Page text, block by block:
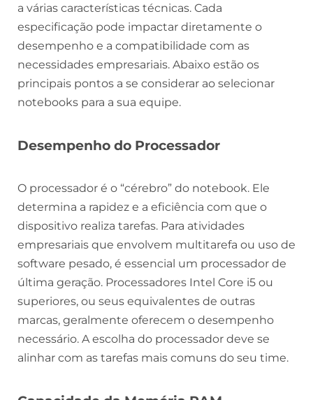
a várias características técnicas. Cada
especificação pode impactar diretamente o
desempenho e a compatibilidade com as
necessidades empresariais. Abaixo estão os
principais pontos a se considerar ao selecionar
notebooks para a sua equipe.
Desempenho do Processador
O processador é o “cérebro” do notebook. Ele
determina a rapidez e a eficiência com que o
dispositivo realiza tarefas. Para atividades
empresariais que envolvem multitarefa ou uso de
software pesado, é essencial um processador de
última geração. Processadores Intel Core i5 ou
superiores, ou seus equivalentes de outras
marcas, geralmente oferecem o desempenho
necessário. A escolha do processador deve se
alinhar com as tarefas mais comuns do seu time.